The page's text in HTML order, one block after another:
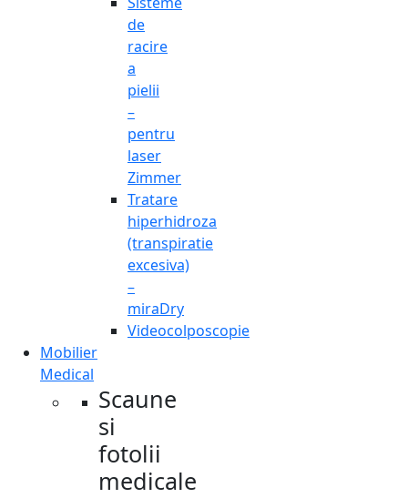
de
racire
a
pielii
–
pentru
laser
Zimmer
Tratare
hiperhidroza
(transpiratie
excesiva)
–
miraDry
Videocolposcopie
Mobilier
Medical
Scaune
si
fotolii
medicale